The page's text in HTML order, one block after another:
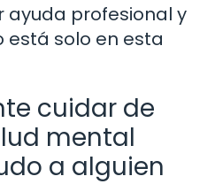
ayuda profesional y
está solo en esta
cuidar de
mental
a alguien